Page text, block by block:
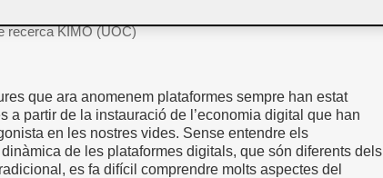
recerca KIMO (UOC)
que ara anomenem plataformes sempre han estat
a partir de la instauració de l’economia digital que han
en les nostres vides. Sense entendre els
de les plataformes digitals, que són diferents dels
es fa difícil comprendre molts aspectes del